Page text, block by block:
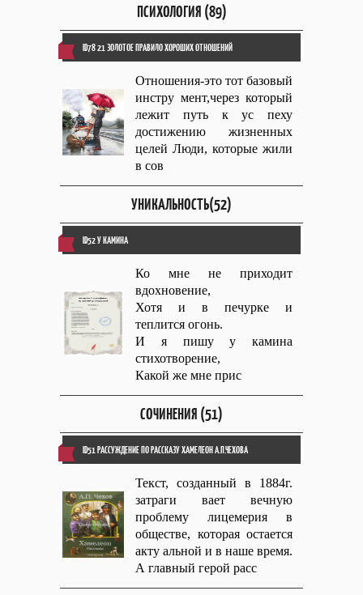
ПСИХОЛОГИЯ (89)
ID78 21 ЗОЛОТОЕ ПРАВИЛО ХОРОШИХ ОТНОШЕНИЙ
Отношения-это тот базовый
инстру мент,через который
лежит путь к ус пеху
достижению жизненных
целей Люди, которые жили
в сов
УНИКАЛЬНОСТЬ(52)
ID52 У КАМИНА
Ко мне не приходит
вдохновение,
Хотя и в печурке и
теплится огонь.
И я пишу у камина
стихотворение,
Какой же мне прис
СОЧИНЕНИЯ (51)
ID51 РАССУЖДЕНИЕ ПО РАССКАЗУ ХАМЕЛЕОН А.П.ЧЕХОВА
Текст, созданный в 1884г.
затраги вает вечную
проблему лицемерия в
обществе, которая остается
акту альной и в наше время.
А главный герой расс